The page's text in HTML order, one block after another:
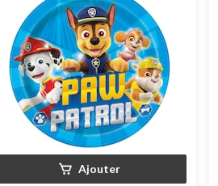
Ajouter